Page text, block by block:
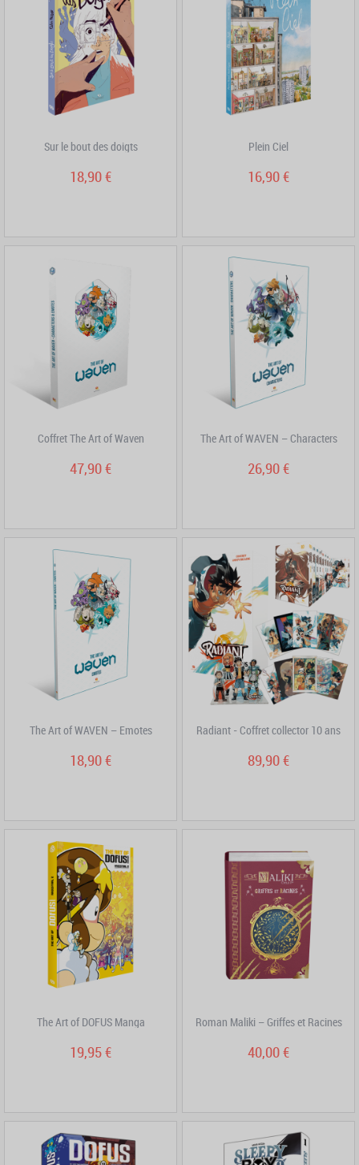
Sur le bout des doigts
18,90 €
Plein Ciel
16,90 €
Coffret The Art of Waven
47,90 €
The Art of WAVEN – Characters
26,90 €
The Art of WAVEN – Emotes
18,90 €
Radiant - Coffret collector 10 ans
89,90 €
The Art of DOFUS Manga
19,95 €
Roman Maliki – Griffes et Racines
40,00 €